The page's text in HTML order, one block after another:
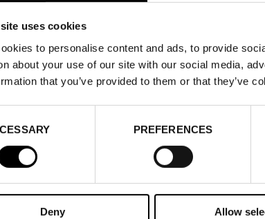
uses cookies
to personalise content and ads, to provide
about your use of our site with our social media,
that you’ve provided to them or that they’ve
PREFERENCES
Deny Allow